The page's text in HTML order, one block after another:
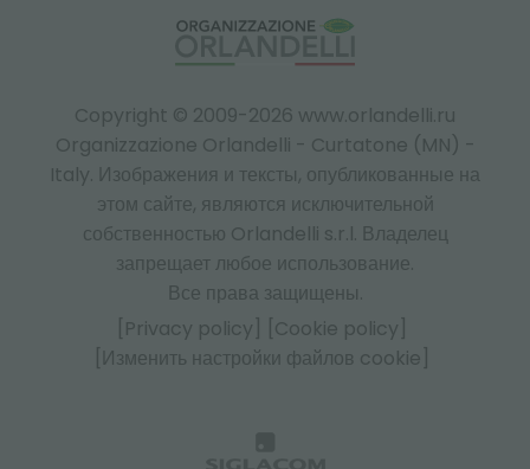
Copyright © 2009-2026 www.orlandelli.ru
Organizzazione Orlandelli - Curtatone (MN) -
Italy. Изображения и тексты, опубликованные на
этом сайте, являются исключительной
собственностью Orlandelli s.r.l. Владелец
запрещает любое использование.
Все права защищены.
[Privacy policy]
[Cookie policy]
[Изменить настройки файлов cookie]